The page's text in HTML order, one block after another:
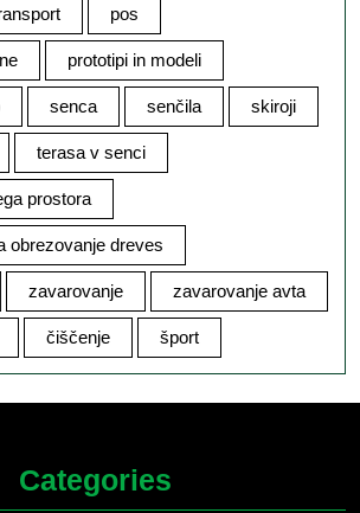
pos
prototipi in modeli
senca senčila skiroji
terasa v senci
prostora
obrezovanje dreves
zavarovanje zavarovanje avta
čiščenje šport
Categories